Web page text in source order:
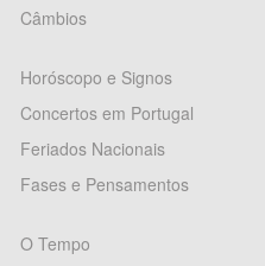
Câmbios
Horóscopo e Signos
Concertos em Portugal
Feriados Nacionais
Fases e Pensamentos
O Tempo